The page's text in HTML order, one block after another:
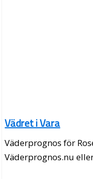
Vädret i Vara
Väderprognos för
Väderprognos.nu